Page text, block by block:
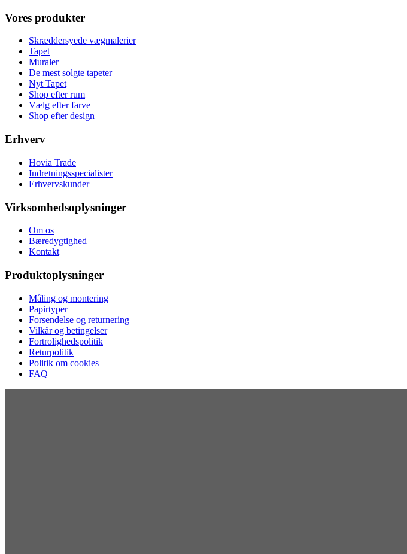
Vores produkter
Skræddersyede vægmalerier
Tapet
Muraler
De mest solgte tapeter
Nyt Tapet
Shop efter rum
Vælg efter farve
Shop efter design
Erhverv
Hovia Trade
Indretningsspecialister
Erhvervskunder
Virksomhedsoplysninger
Om os
Bæredygtighed
Kontakt
Produktoplysninger
Måling og montering
Papirtyper
Forsendelse og returnering
Vilkår og betingelser
Fortrolighedspolitik
Returpolitik
Politik om cookies
FAQ